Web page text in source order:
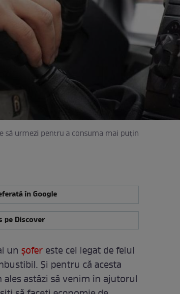
să urmezi pentru a consuma mai puţin
în Google
pe Discover
un şofereste cel legat de felul
Şi pentru că acesta
astăzi să venim în ajutorul